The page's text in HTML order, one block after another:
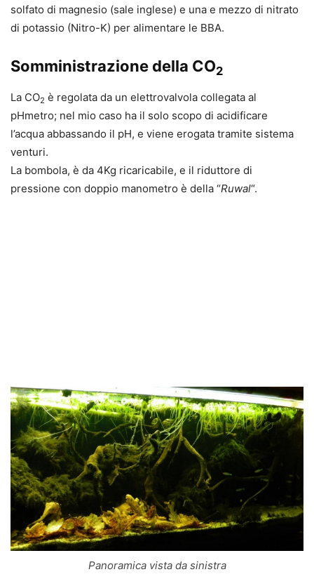
solfato di magnesio (sale inglese) e una e mezzo di nitrato
di potassio (Nitro-K) per alimentare le BBA.
Somministrazione della CO2
La CO2 è regolata da un elettrovalvola collegata al
pHmetro; nel mio caso ha il solo scopo di acidificare
l’acqua abbassando il pH, e viene erogata tramite sistema
venturi.
La bombola, è da 4Kg ricaricabile, e il riduttore di
pressione con doppio manometro è della “Ruwal“.
Panoramica vista da sinistra